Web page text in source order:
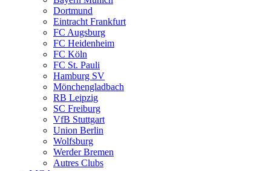
Dortmund
Eintracht Frankfurt
FC Augsburg
FC Heidenheim
FC Köln
FC St. Pauli
Hamburg SV
Mönchengladbach
RB Leipzig
SC Freiburg
VfB Stuttgart
Union Berlin
Wolfsburg
Werder Bremen
Autres Clubs